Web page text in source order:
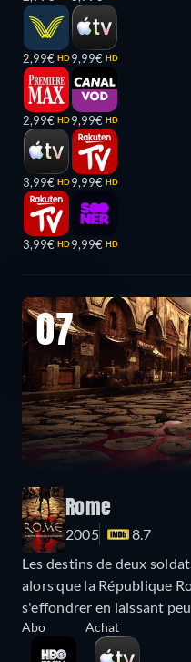
2,99€ HD
2,99€ HD
3,99€ HD
3,99€ HD
9,99€ HD
9,99€ HD
9,99€ HD
9,99€ HD
07
Rome
2005
8.7
Les destins de deux
alors que la République
s'effondrer en laissant
Abo Achat